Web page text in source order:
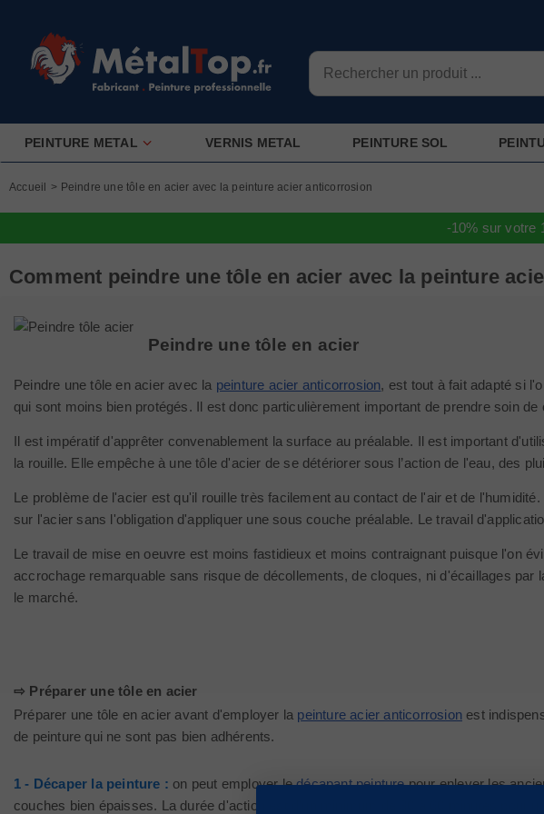
PEINTURE METAL VERNIS METAL PEINTURE SOL
Accueil > Peindre une tôle en acier avec la peinture acier anticorrosion
-10% sur votre
Comment peindre une tôle en acier avec la peinture
Peindre une tôle en acier
Peindre une tôle en acier avec la peinture acier anticorrosion, est tout à fait adapté si
qui sont moins bien protégés. Il est donc particulièrement important de prendre soin
Il est impératif d'apprêter convenablement la surface au préalable. Il est important
la rouille. Elle empêche à une tôle d'acier de se détériorer sous l’action de l'eau, des
Le problème de l'acier est qu'il rouille très facilement au contact de l'air et de
sur l'acier sans l'obligation d'appliquer une sous couche préalable. Le travail
Le travail de mise en oeuvre est moins fastidieux et moins contraignant puisque l'on
accrochage remarquable sans risque de décollements, de cloques, ni d'écaillages
le marché.
⇨ Préparer une tôle en acier
Préparer une tôle en acier avant d'employer la peinture acier anticorrosion est
de peinture qui ne sont pas bien adhérents.
1 - Décaper la peinture : on peut employer ledécapant peinturepour enlever les
couches bien épaisses. La durée d'action est d'un minimum de 30 à 60 minutes pour